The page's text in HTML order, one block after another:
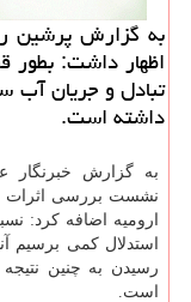
به گزارش پرشین
اظهار داشت: بطور
تبادل و جریان آب
داشته است.
به گزارش خبرنگار
نشست بررسی اثرات
ارومیه اضافه كرد:
استدلال كمی برسیم
رسیدن به چنین
است.